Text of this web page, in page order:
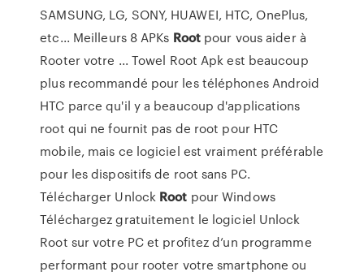
SAMSUNG, LG, SONY, HUAWEI, HTC, OnePlus,
etc... Meilleurs 8 APKs Root pour vous aider à
Rooter votre ... Towel Root Apk est beaucoup
plus recommandé pour les téléphones Android
HTC parce qu'il y a beaucoup d'applications
root qui ne fournit pas de root pour HTC
mobile, mais ce logiciel est vraiment préférable
pour les dispositifs de root sans PC.
Télécharger Unlock Root pour Windows
Téléchargez gratuitement le logiciel Unlock
Root sur votre PC et profitez d’un programme
performant pour rooter votre smartphone ou